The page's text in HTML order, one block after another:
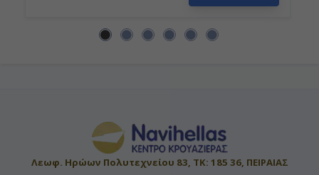
Λεωφ. Ηρώων Πολυτεχνείου 83, ΤΚ: 185 36, ΠΕΙΡΑΙΑΣ